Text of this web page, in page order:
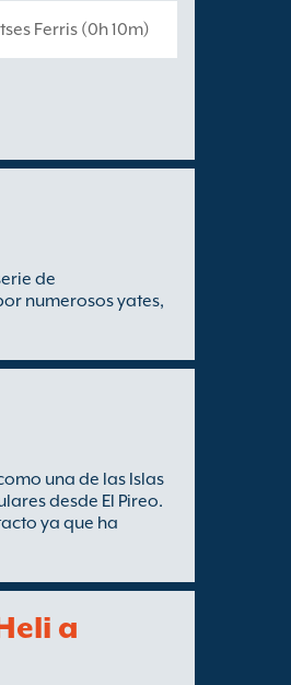
Ferris (0h 10m)
de
numerosos yates,
una de las Islas
desde El Pireo.
ya que ha
a